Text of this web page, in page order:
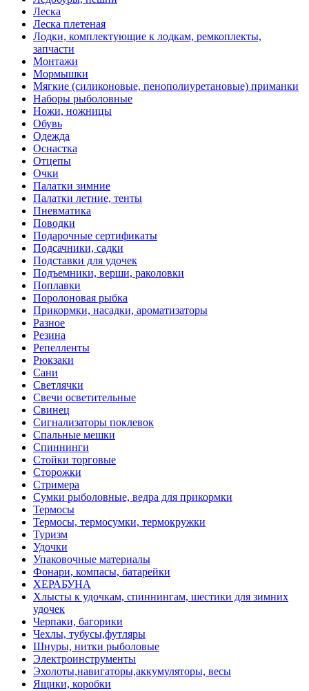
Леска
Леска плетеная
Лодки, комплектующие к лодкам, ремкоплекты,
запчасти
Монтажи
Мормышки
Мягкие (силиконовые, пенополиуретановые) приманки
Наборы рыболовные
Ножи, ножницы
Обувь
Одежда
Оснастка
Отцепы
Очки
Палатки зимние
Палатки летние, тенты
Пневматика
Поводки
Подарочные сертификаты
Подсачники, садки
Подставки для удочек
Подъемники, верши, раколовки
Поплавки
Поролоновая рыбка
Прикормки, насадки, ароматизаторы
Разное
Резина
Репелленты
Рюкзаки
Сани
Светлячки
Свечи осветительные
Свинец
Сигнализаторы поклевок
Спальные мешки
Спиннинги
Стойки торговые
Сторожки
Стримера
Сумки рыболовные, ведра для прикормки
Термосы
Термосы, термосумки, термокружки
Туризм
Удочки
Упаковочные материалы
Фонари, компасы, батарейки
ХЕРАБУНА
Хлысты к удочкам, спиннингам, шестики для зимних
удочек
Черпаки, багорики
Чехлы, тубусы,футляры
Шнуры, нитки рыболовые
Электроинструменты
Эхолоты,навигаторы,аккумуляторы, весы
Ящики, коробки